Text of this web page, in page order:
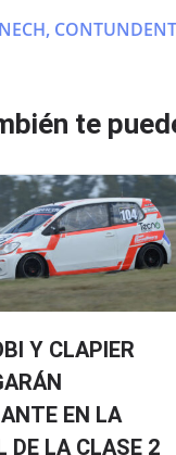
er s
p
te
Y CLAPIER
EN LA
DE LA CLASE 2